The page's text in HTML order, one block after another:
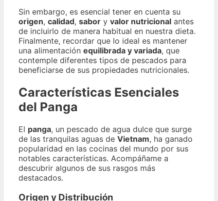
Sin embargo, es esencial tener en cuenta su
origen, calidad, sabor y valor nutricional antes
de incluirlo de manera habitual en nuestra dieta.
Finalmente, recordar que lo ideal es mantener
una alimentación equilibrada y variada, que
contemple diferentes tipos de pescados para
beneficiarse de sus propiedades nutricionales.
Características Esenciales
del Panga
El panga, un pescado de agua dulce que surge
de las tranquilas aguas de Vietnam, ha ganado
popularidad en las cocinas del mundo por sus
notables características. Acompáñame a
descubrir algunos de sus rasgos más
destacados.
Origen y Distribución